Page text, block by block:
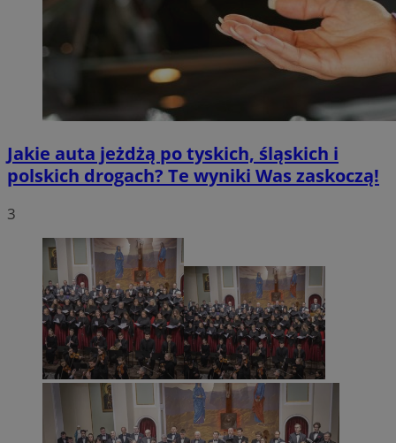
Jakie auta jeżdżą po tyskich, śląskich i
polskich drogach? Te wyniki Was zaskoczą!
3